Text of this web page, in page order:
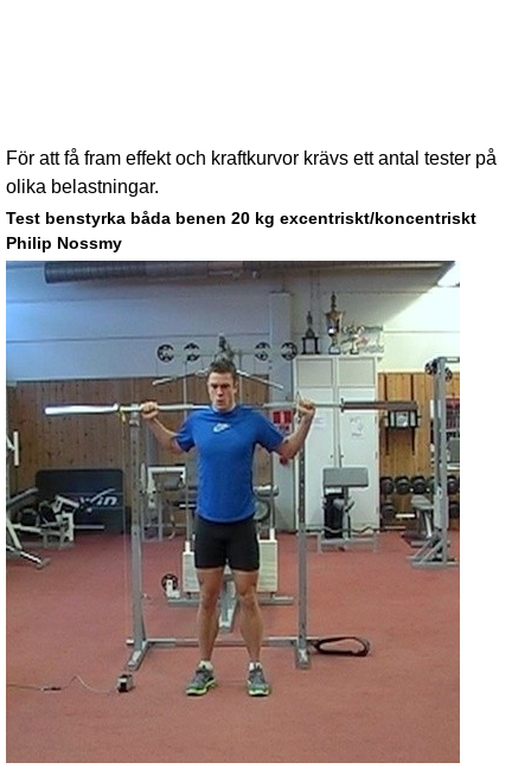
För att få fram effekt och kraftkurvor krävs ett antal tester på
olika belastningar.
Test benstyrka båda benen 20 kg excentriskt/koncentriskt
Philip Nossmy